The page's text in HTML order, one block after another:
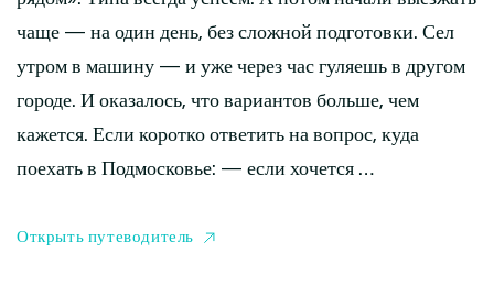
чаще — на один день, без сложной подготовки. Сел
утром в машину — и уже через час гуляешь в другом
городе. И оказалось, что вариантов больше, чем
кажется. Если коротко ответить на вопрос, куда
поехать в Подмосковье: — если хочется …
Открыть путеводитель